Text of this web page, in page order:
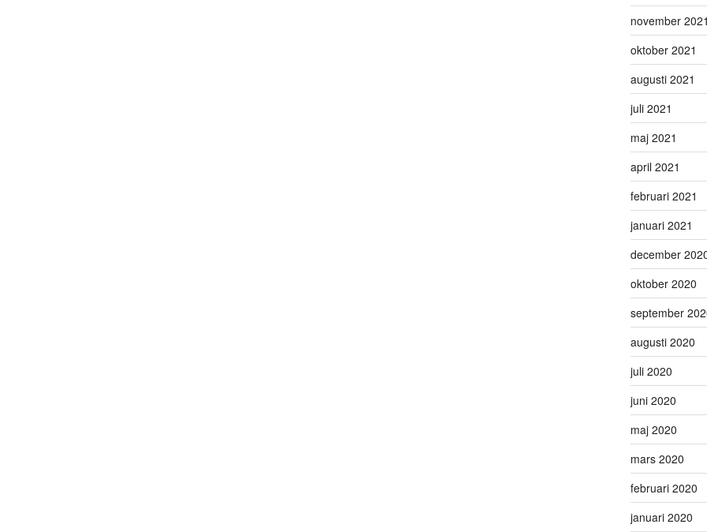
november
oktober 2021
augusti 2021
juli 2021
maj 2021
april 2021
februari 2021
januari 2021
december
oktober 2020
september
augusti 2020
juli 2020
juni 2020
maj 2020
mars 2020
februari 2020
januari 2020